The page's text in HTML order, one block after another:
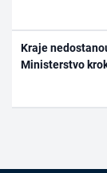
Kraje
Ministerstvo